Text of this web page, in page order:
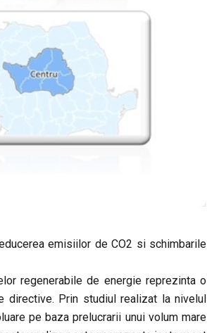
emisiilor de CO2 si schimbarile
regenerabile de energie reprezinta o
Prin studiul realizat la nivelul
pe baza prelucrarii unui volum mare